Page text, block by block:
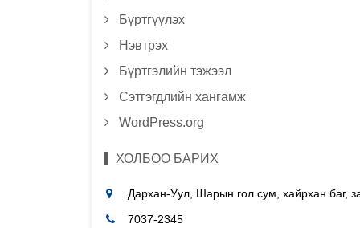
Бүртгүүлэх
Нэвтрэх
Бүртгэлийн тэжээл
Сэтгэгдлийн хангамж
WordPress.org
ХОЛБОО БАРИХ
Дархан-Уул, Шарын гол сум, хайрхан баг,
7037-2345